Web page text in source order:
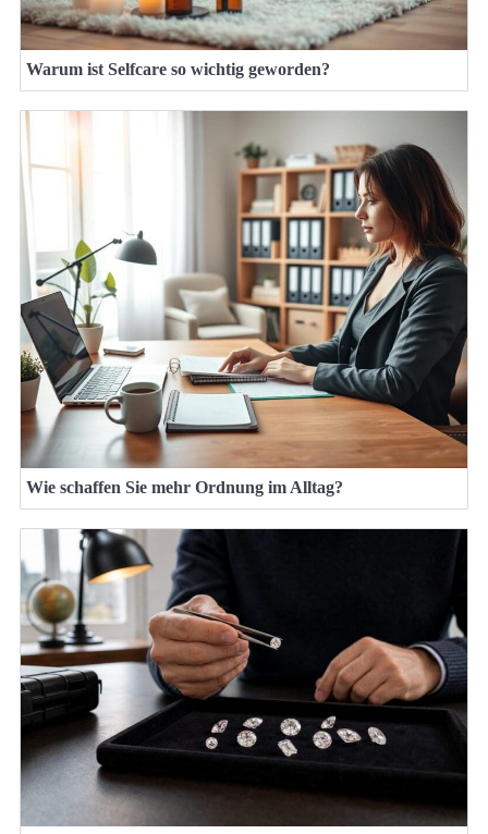
Warum ist Selfcare so wichtig geworden?
Wie schaffen Sie mehr Ordnung im Alltag?